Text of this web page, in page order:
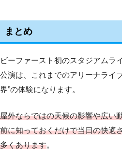
まとめ
ビーファースト初のスタジアムラ
公演は、これまでのアリーナライ
界”の体験になります。
屋外ならではの天候の影響や広い
前に知っておくだけで当日の快適
多くあります。